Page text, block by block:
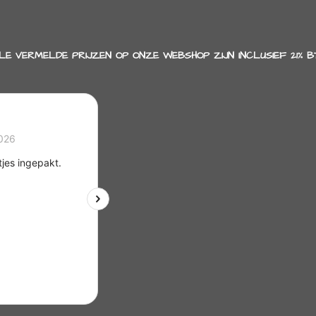
VERMELDE PRIJZEN OP ONZE WEBSHOP ZIJN INCLUSIEF 21%